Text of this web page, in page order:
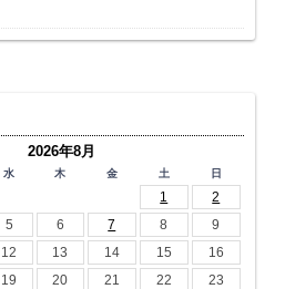
2026年8月
水 木 金 土 日
1
2
5 6 7 8
9
12 13 14 15
16
19 20 21 22
23